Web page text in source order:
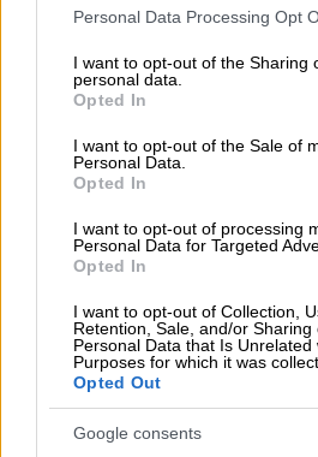
Please note that this website/app
not limited to your visit or usage
grant or deny consent to Google
use your data for below specified
consent section.
Personal Data Processing Opt
I want to opt-out of the Sharing
personal data.
Opted In
I want to opt-out of the Sale of
Personal Data.
Opted In
I want to opt-out of processing
Personal Data for Targeted
Opted In
I want to opt-out of Collection,
Retention, Sale, and/or Sharing
Personal Data that Is Unrelated
Purposes for which it was
Opted Out
Google consents
Αθλητισμός|10.01.2022 15:26
Νόβακ Τζόκοβιτς: Η
φωτογραφία μέσα απ'
«Παρόλα όσα έγιναν
και να παίξω»
Περιπέτεια χωρίς
Τζόκοβιτς – Από τη
φήμες για σύλληψη...
διαμαρτυρίες και την
συνέντευξη Τύπου
Αθλητισμός|10.01.2022 18:55